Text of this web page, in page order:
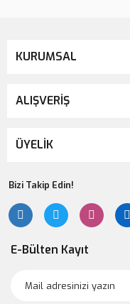
Lsv Pembe Nazarlık Rozet
139,00 TL
KURUMSAL
ALIŞVERİŞ
ÜYELİK
Bizi Takip Edin!
E-Bülten Kayıt